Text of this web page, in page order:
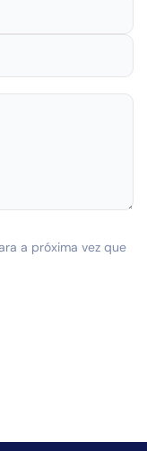
a próxima vez que